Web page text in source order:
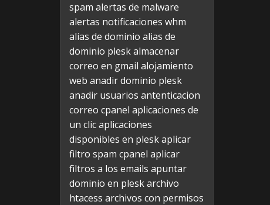
spam alertas de malware
alertas notificaciones whm
alias de dominio alias de
dominio pleskalmacenar
correo en gmail alojamiento
web anadir dominio plesk
anadir usuarios antenticacion
correo cpanel aplicaciones de
un clicaplicaciones
disponibles en pleskaplicar
filtro spam cpanel aplicar
filtros a los emails apuntar
dominio en pleskarchivo
htacess archivos con permisos